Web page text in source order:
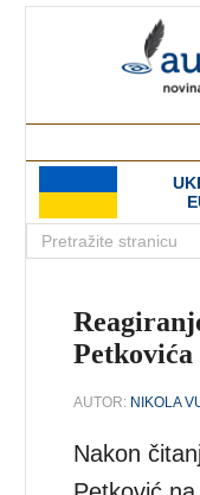
AUTOR: NIKOLA
Nakon